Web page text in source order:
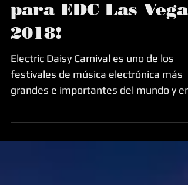
¡Se revela line up
para EDC Las Vegas
2018!
Electric Daisy Carnival es uno de los
grandes e importantes del mundo y en